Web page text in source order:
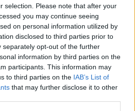
selection. Please note that after your
you may continue seeing
on personal information utilized by
disclosed to third parties prior to
separately opt-out of the further
information by third parties on the
participants. This information may
to third parties on the IAB’s List of
that may further disclose it to other
a fiatal lányokat 14. rész
szóltam… – Miért nem hiszünk a
amikor segítséget kérnek?
kifejezések laza